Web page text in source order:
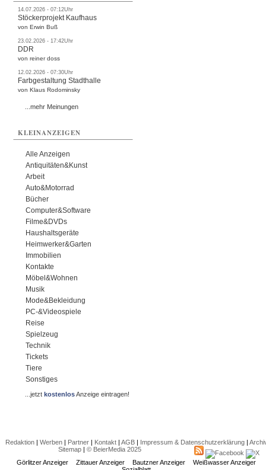
14.07.2026 - 07:12Uhr
Stöckerprojekt Kaufhaus
von Erwin Buß
23.02.2026 - 17:42Uhr
DDR
von reiner doss
12.02.2026 - 07:30Uhr
Farbgestaltung Stadthalle
von Klaus Rodominsky
...mehr Meinungen
KLEINANZEIGEN
Alle Anzeigen
Antiquitäten&Kunst
Arbeit
Auto&Motorrad
Bücher
Computer&Software
Filme&DVDs
Haushaltsgeräte
Heimwerker&Garten
Immobilien
Kontakte
Möbel&Wohnen
Musik
Mode&Bekleidung
PC-&Videospiele
Reise
Spielzeug
Technik
Tickets
Tiere
Sonstiges
...jetztkostenlosAnzeige eintragen!
Redaktion| Werben| Partner| Kontakt| AGB| Impressum & Datenschutzerklärung|
Sitemap| © BeierMedia 2025
Görlitzer Anzeiger
Zittauer Anzeiger Bautzner Anzeiger
Weißwasser Anzeiger